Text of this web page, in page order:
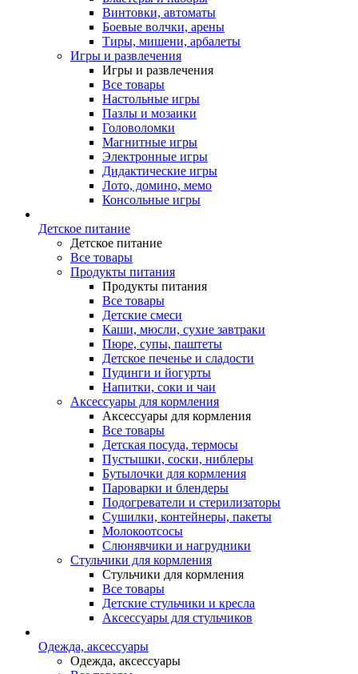
Винтовки, автоматы
Боевые волчки, арены
Тиры, мишени, арбалеты
Игры и развлечения
Игры и развлечения
Все товары
Настольные игры
Пазлы и мозаики
Головоломки
Магнитные игры
Электронные игры
Дидактические игры
Лото, домино, мемо
Консольные игры
Детское питание
Детское питание
Все товары
Продукты питания
Продукты питания
Все товары
Детские смеси
Каши, мюсли, сухие завтраки
Пюре, супы, паштеты
Детское печенье и сладости
Пудинги и йогурты
Напитки, соки и чаи
Аксессуары для кормления
Аксессуары для кормления
Все товары
Детская посуда, термосы
Пустышки, соски, ниблеры
Бутылочки для кормления
Пароварки и блендеры
Подогреватели и стерилизаторы
Сушилки, контейнеры, пакеты
Молокоотсосы
Слюнявчики и нагрудники
Стульчики для кормления
Стульчики для кормления
Все товары
Детские стульчики и кресла
Аксессуары для стульчиков
Одежда, аксессуары
Одежда, аксессуары